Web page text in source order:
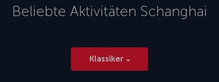
Beliebte Aktivitäten Schanghai
Klassiker